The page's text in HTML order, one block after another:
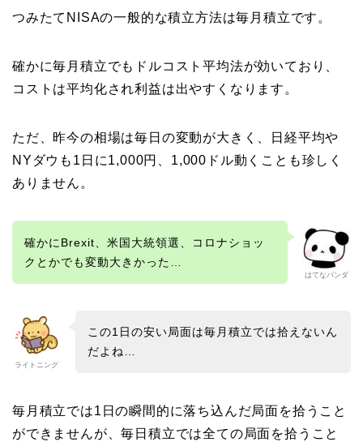
つみたてNISAの一般的な積立方法は毎月積立です。
確かに毎月積立でもドルコスト平均法が効いており、
コストは平均化され利益は出やすくなります。
ただ、昨今の相場は毎日の変動が大きく、日経平均や
NYダウも1日に1,000円、1,000ドル動くことも珍しく
ありません。
はてなパンダ
確かにBrexit、米国大統領選、コロナショッ
クとかでも変動大きかった…
ライトニング
この1日の安い局面は毎月積立では拾えないん
だよね…
毎月積立では1日の瞬間的に落ち込んだ局面を拾うこと
ができませんが、毎日積立では全ての局面を拾うこと